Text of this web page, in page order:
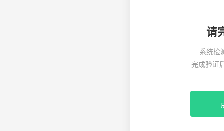
请
系统检
完成验证